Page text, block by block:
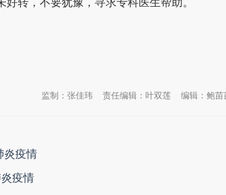
编辑：鲍苗
责任编辑：叶双莲
监制：张佳玮
炎疫情
疫情